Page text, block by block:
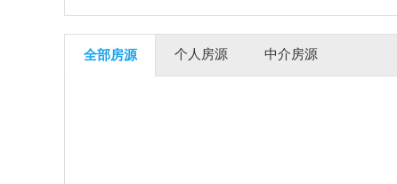
全部房源 个人房源 中介房源